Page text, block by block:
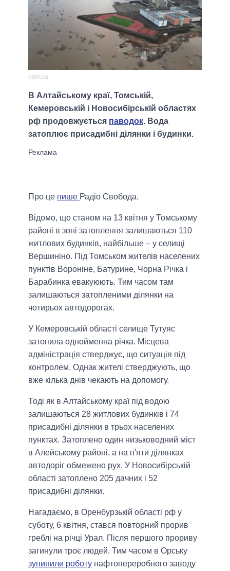
uatv.ua
В Алтайському краї, Томській,
Кемеровській і Новосибірській областях
рф продовжується паводок. Вода
затоплює присадибні ділянки і будинки.
Про це пише Радіо Свобода.
Відомо, що станом на 13 квітня у Томському
районі в зоні затоплення залишаються 110
житлових будинків, найбільше – у селищі
Вершиніно. Під Томськом жителів населених
пунктів Вороніне, Батурине, Чорна Річка і
Барабинка евакуюють. Тим часом там
залишаються затопленими ділянки на
чотирьох автодорогах.
У Кемеровській області селище Тутуяс
затопила однойменна річка. Місцева
адміністрація стверджує, що ситуація під
контролем. Однак жителі стверджують, що
вже кілька днів чекають на допомогу.
Тоді як в Алтайському краї під водою
залишаються 28 житлових будинків і 74
присадибні ділянки в трьох населених
пунктах. Затоплено один низьководний міст
в Алейському районі, а на п'яти ділянках
автодоріг обмежено рух. У Новосибірській
області затоплено 205 дачних і 52
присадибні ділянки.
Нагадаємо, в Оренбурзькій області рф у
суботу, 6 квітня, стався повторний прорив
греблі на річці Урал. Після першого прориву
загинули троє людей. Тим часом в Орську
зупинили роботу нафтопереробного заводу